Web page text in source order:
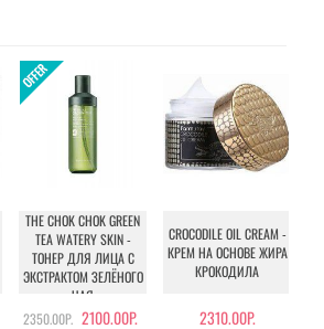
THE CHOK CHOK GREEN
TEA WATERY SKIN -
ТОНЕР ДЛЯ ЛИЦА С
ЭКСТРАКТОМ ЗЕЛЁНОГО
ЧАЯ
2350.00Р. 2100.00Р.
CROCODILE OIL CREAM -
КРЕМ НА ОСНОВЕ ЖИРА
КРОКОДИЛА
2310.00Р.